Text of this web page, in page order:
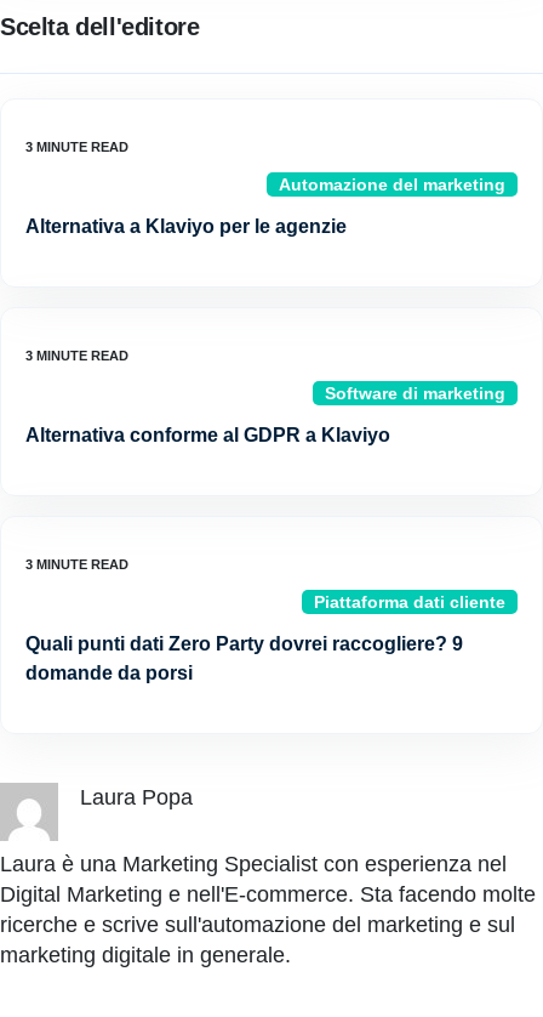
Scelta dell'editore
Automazione del marketing
Alternativa a Klaviyo per le agenzie
Software di marketing
Alternativa conforme al GDPR a Klaviyo
Piattaforma dati cliente
Quali punti dati Zero Party dovrei raccogliere? 9
domande da porsi
Laura Popa
Laura è una Marketing Specialist con esperienza nel
Digital Marketing e nell'E-commerce. Sta facendo molte
ricerche e scrive sull'automazione del marketing e sul
marketing digitale in generale.